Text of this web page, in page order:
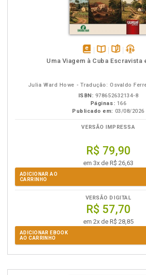
disponívelDisponível
páginas
Uma Viagem à Cuba Escravista
Julia Ward Howe - Tradução: Osvaldo
ISBN: 978652632134-8
Páginas: 166
Publicado em: 03/08/2026
VERSÃO IMPRESSA
R$ 79,90
em 3x de R$ 26,63
ADICIONAR AO
CARRINHO
VERSÃO DIGITAL
R$ 57,70
em 2x de R$ 28,85
ADICIONAR EBOOK
AO CARRINHO